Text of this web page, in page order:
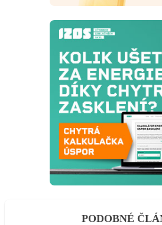
PODOBNÉ